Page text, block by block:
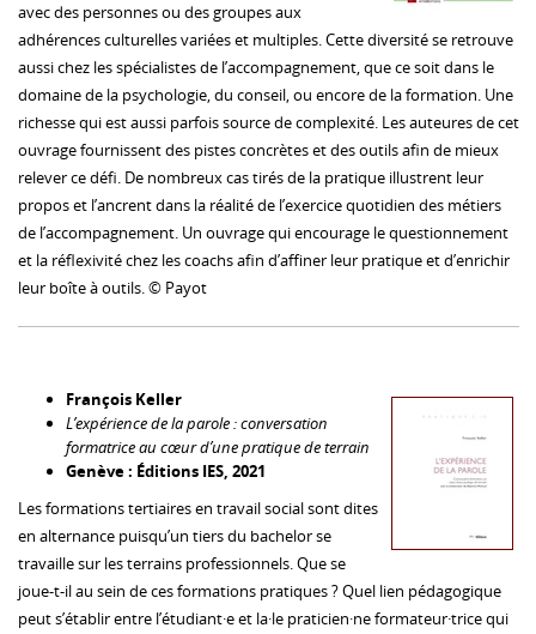
avec des personnes ou des groupes aux
adhérences culturelles variées et multiples. Cette diversité se retrouve
aussi chez les spécialistes de l’accompagnement, que ce soit dans le
domaine de la psychologie, du conseil, ou encore de la formation. Une
richesse qui est aussi parfois source de complexité. Les auteures de cet
ouvrage fournissent des pistes concrètes et des outils afin de mieux
relever ce défi. De nombreux cas tirés de la pratique illustrent leur
propos et l’ancrent dans la réalité de l’exercice quotidien des métiers
de l’accompagnement. Un ouvrage qui encourage le questionnement
et la réflexivité chez les coachs afin d’affiner leur pratique et d’enrichir
leur boîte à outils. © Payot
François Keller
L’expérience de la parole : conversation
formatrice au cœur d’une pratique de terrain
Genève : Éditions IES, 2021
Les formations tertiaires en travail social sont dites
en alternance puisqu’un tiers du bachelor se
travaille sur les terrains professionnels. Que se
joue-t-il au sein de ces formations pratiques ? Quel lien pédagogique
peut s’établir entre l’étudiant·e et la·le praticien·ne formateur·trice qui